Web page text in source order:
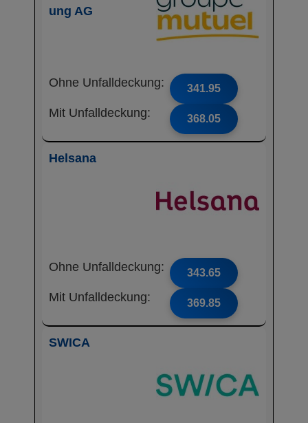
ung AG
Ohne Unfalldeckung: 341.95
Mit Unfalldeckung: 368.05
Helsana
Ohne Unfalldeckung: 343.65
Mit Unfalldeckung: 369.85
SWICA